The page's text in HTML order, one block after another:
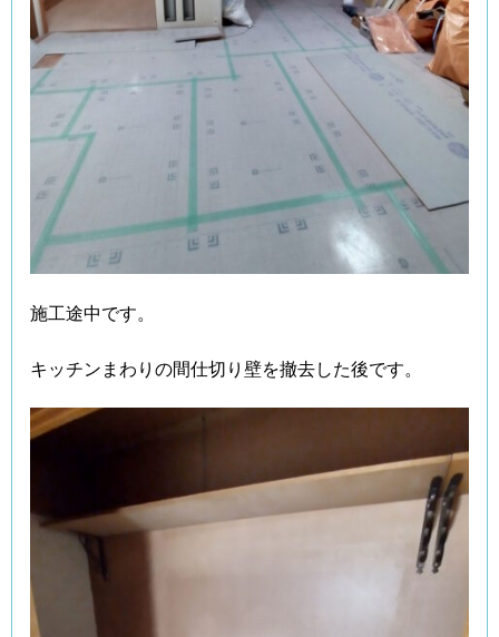
施工途中です。
キッチンまわりの間仕切り壁を撤去した後です。